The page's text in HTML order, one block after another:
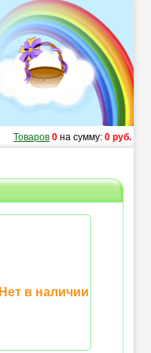
Товаров 0 на сумму: 0 руб.
Нет в наличии